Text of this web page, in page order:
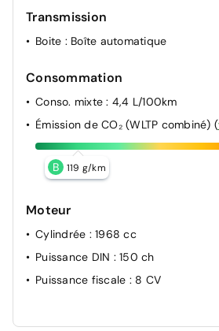
Défauts : rayures pare choc arrière
Défauts : leger coup aile arg
Transmission
Boite : Boîte automatique
Consommation
Conso. mixte: 4,4 L/100km
Émission de CO₂ (WLTP combiné) (
B 119 g/km
Moteur
Cylindrée : 1968 cc
Puissance DIN : 150 ch
Puissance fiscale : 8 CV